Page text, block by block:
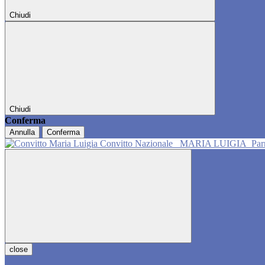
Chiudi
Chiudi
Conferma
Annulla Conferma
Convitto Nazionale MARIA LUIGIA
close